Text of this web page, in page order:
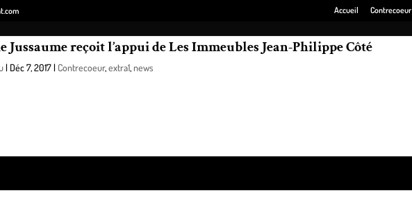
Accueil Contrecoeur
Jussaume reçoit l’appui de Les Immeubles Jean-Philippe Côté
| Déc 7, 2017| Contrecoeur,extra1,news